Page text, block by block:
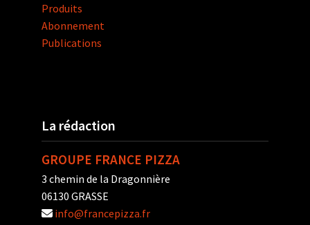
Produits
Abonnement
Publications
La rédaction
GROUPE FRANCE PIZZA
3 chemin de la Dragonnière
06130 GRASSE
info@francepizza.fr